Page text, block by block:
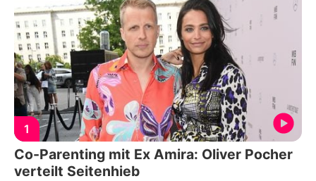
1
Co-Parenting mit Ex Amira: Oliver Pocher
verteilt Seitenhieb